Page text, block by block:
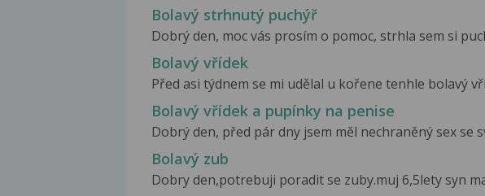
Bolavý strhnutý puchýř
Dobrý den, moc vás prosím o pomoc, strhla sem si
Bolavý vřídek
Před asi týdnem se mi udělal u kořene tenhle bolavý
Bolavý vřídek a pupínky na penise
Dobrý den, před pár dny jsem měl nechraněný sex se
Bolavý zub
Dobry den,potrebuji poradit se zuby.muj 6,5lety syn